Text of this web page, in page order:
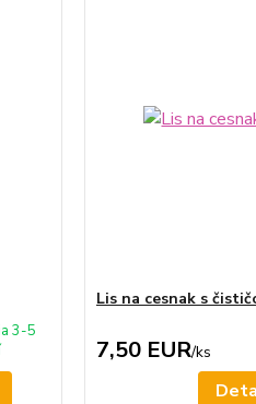
3-5
Lis na cesnak s
7,50 EUR/ks